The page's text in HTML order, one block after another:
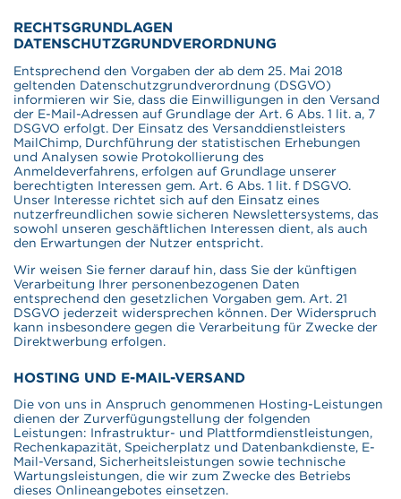
RECHTSGRUNDLAGEN
DATENSCHUTZGRUNDVERORDNUNG
Entsprechend den Vorgaben der ab dem 25. Mai 2018
geltenden Datenschutzgrundverordnung (DSGVO)
informieren wir Sie, dass die Einwilligungen in den Versand
der E-Mail-Adressen auf Grundlage der Art. 6 Abs. 1 lit. a, 7
DSGVO erfolgt. Der Einsatz des Versanddienstleisters
MailChimp, Durchführung der statistischen Erhebungen
und Analysen sowie Protokollierung des
Anmeldeverfahrens, erfolgen auf Grundlage unserer
berechtigten Interessen gem. Art. 6 Abs. 1 lit. f DSGVO.
Unser Interesse richtet sich auf den Einsatz eines
nutzerfreundlichen sowie sicheren Newslettersystems, das
sowohl unseren geschäftlichen Interessen dient, als auch
den Erwartungen der Nutzer entspricht.
Wir weisen Sie ferner darauf hin, dass Sie der künftigen
Verarbeitung Ihrer personenbezogenen Daten
entsprechend den gesetzlichen Vorgaben gem. Art. 21
DSGVO jederzeit widersprechen können. Der Widerspruch
kann insbesondere gegen die Verarbeitung für Zwecke der
Direktwerbung erfolgen.
HOSTING UND E-MAIL-VERSAND
Die von uns in Anspruch genommenen Hosting-Leistungen
dienen der Zurverfügungstellung der folgenden
Leistungen: Infrastruktur- und Plattformdienstleistungen,
Rechenkapazität, Speicherplatz und Datenbankdienste, E-
Mail-Versand, Sicherheitsleistungen sowie technische
Wartungsleistungen, die wir zum Zwecke des Betriebs
dieses Onlineangebotes einsetzen.